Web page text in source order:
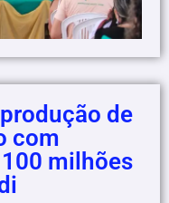
de
com
milhões